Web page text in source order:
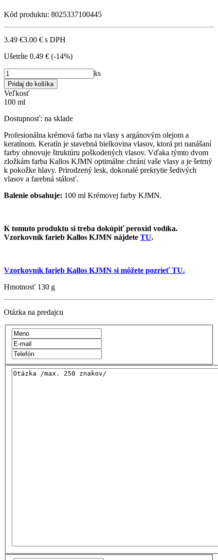
Kód produktu: 8025337100445
3.49 €3.00 € s DPH
Ušetríte 0.49 € (-14%)
ks
Veľkosť
100 ml
Dostupnosť: na sklade
Profesionálna krémová farba na vlasy s argánovým olejom a
keratínom. Keratín je stavebná bielkovina vlasov, ktorá pri nanášaní
farby obnovuje štruktúru poškodených vlasov. Vďaka týmto dvom
zložkám farba Kallos KJMN optimálne chráni vaše vlasy a je šetrný
k pokožke hlavy. Prirodzený lesk, dokonalé prekrytie šedivých
vlasov a farebná stálosť.
Balenie obsahuje: 100 ml Krémovej farby KJMN.
K tomuto produktu si treba dokúpiť peroxid vodíka.
Vzorkovník farieb Kallos KJMN nájdete TU.
Vzorkovník farieb Kallos KJMN si môžete pozrieť TU.
Hmotnosť 130 g
Otázka na predajcu